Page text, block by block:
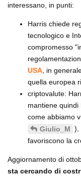
interessano, in punti:
Harris chiede
tecnologico e
compromesso
USA, in
quella europea
criptovalute:
mantiene quindi
come abbiamo
Giulio_M ),
favoriscono la
Aggiornamento di
sta cercando di